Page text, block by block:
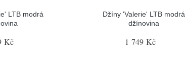
LTB modrá
Kč
Džíny 'Valerie' LTB modrá
džínovina
1 749 Kč